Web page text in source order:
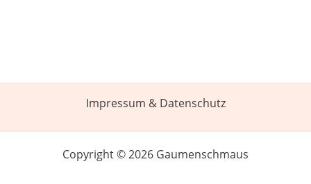
Impressum & Datenschutz
Copyright © 2026 Gaumenschmaus